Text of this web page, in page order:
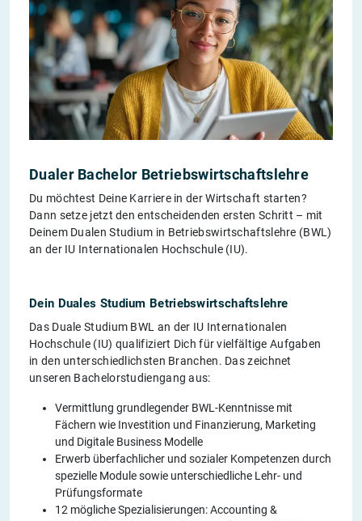
Dualer Bachelor Betriebswirtschaftslehre
Du möchtest Deine Karriere in der Wirtschaft starten?
Dann setze jetzt den entscheidenden ersten Schritt – mit
Deinem Dualen Studium in Betriebswirtschaftslehre (BWL)
an der IU Internationalen Hochschule (IU).
Dein Duales Studium Betriebswirtschaftslehre
Das Duale Studium BWL an der IU Internationalen
Hochschule (IU) qualifiziert Dich für vielfältige Aufgaben
in den unterschiedlichsten Branchen. Das zeichnet
unseren Bachelorstudiengang aus:
Vermittlung grundlegender BWL-Kenntnisse mit
Fächern wie Investition und Finanzierung, Marketing
und Digitale Business Modelle
Erwerb überfachlicher und sozialer Kompetenzen durch
spezielle Module sowie unterschiedliche Lehr- und
Prüfungsformate
12 mögliche Spezialisierungen: Accounting &